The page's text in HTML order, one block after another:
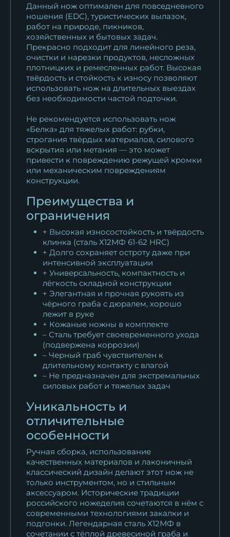
Данный нож оптимален для повседневного
ношения (EDC), туристических вылазок,
работ на природе, пикников,
хозяйственных и бытовых задач.
Прекрасно подходит для линейного реза,
очистки и нарезки продуктов, несложных
плотницких и ремесленных работ. Высокая
твёрдость и стойкость к износу позволяют
использовать нож на длительных выездах
без необходимости частой подточки.
Не рекомендуется использовать нож
«Белка» для тяжелых работ: рубки,
строгания твёрдых материалов, силового
вскрытия или метания — это может
привести к повреждению режущей кромки
или механическим повреждениям
конструкции.
Преимущества и
ограничения
+ Высокая износостойкость и твёрдость
клинка (сталь Х12МФ 61-62 HRC)
+ Долго сохраняет остроту даже при
интенсивной эксплуатации
+ Универсальность, компактность и
лёгкость складной конструкции
+ Элегантная и прочная рукоять из
чёрного граба с дюралем, хорошо
лежит в руке
+ Кожаные ножны в комплекте
– Сталь требует своевременного ухода
(подвержена коррозии)
– Черный граб чувствителен к
длительному контакту с влагой
– Не предназначен для экстремальных
силовых работ и тяжелых задач
Уникальность и
отличительные
особенности
Ручная сборка, использование
качественных материалов и лаконичный
классический дизайн делают этот нож не
только инструментом, но и стильным
аксессуаром. Исторические традиции
российского ножеделия сочетаются в нём с
современными технологиями закалки и
подгонки. Легендарная сталь Х12МФ в
сочетании с тёплой древесиной граба и